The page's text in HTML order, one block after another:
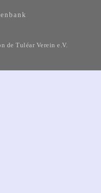
de Tuléar Verein e.V.